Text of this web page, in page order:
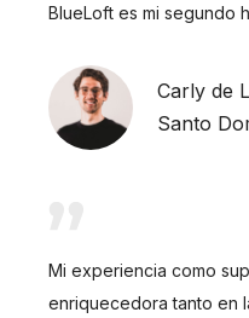
BlueLoft es mi segundo
Carly de
Santo
Mi experiencia como
enriquecedora tanto en